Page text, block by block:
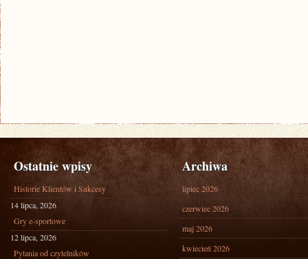
Ostatnie wpisy
Historie Klientów i Sukcesy
14 lipca, 2026
Gry e-sportowe
12 lipca, 2026
Pytania od czytelników
Archiwa
lipiec 2026
czerwiec 2026
maj 2026
kwiecień 2026